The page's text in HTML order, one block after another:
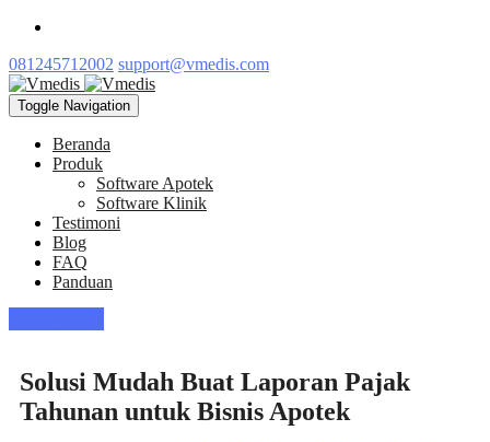
081245712002 support@vmedis.com
Toggle Navigation
Beranda
Produk
Software Apotek
Software Klinik
Testimoni
Blog
FAQ
Panduan
Solusi Mudah Buat Laporan Pajak
Tahunan untuk Bisnis Apotek